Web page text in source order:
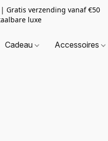
Gratis verzending vanaf €50
luxe
Cadeau Accessoires